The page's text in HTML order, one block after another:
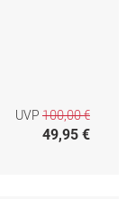
UVP 100,00 €
49,95 €